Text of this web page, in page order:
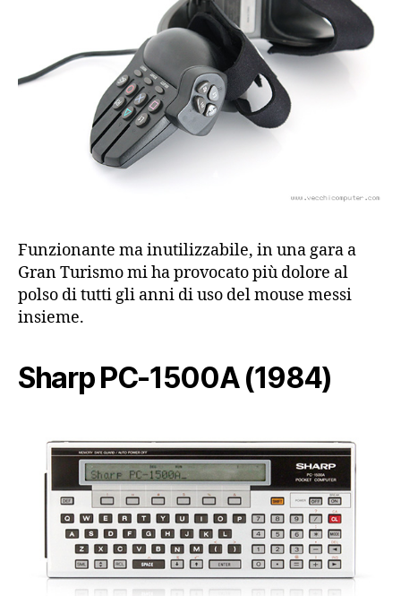
Funzionante ma inutilizzabile, in una gara a
Gran Turismo mi ha provocato più dolore al
polso di tutti gli anni di uso del mouse messi
insieme.
Sharp PC-1500A (1984)